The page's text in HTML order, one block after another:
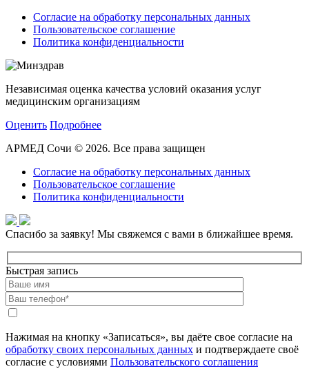
Согласие на обработку персональных данных
Пользовательское соглашение
Политика конфиденциальности
Независимая оценка качества условий оказания услуг
медицинским организациям
Оценить Подробнее
АРМЕД Сочи © 2026. Все права защищен
Согласие на обработку персональных данных
Пользовательское соглашение
Политика конфиденциальности
Спасибо за заявку! Мы свяжемся с вами в ближайшее время.
Быстрая запись
Нажимая на кнопку «Записаться», вы даёте свое согласие на
обработку своих персональных данных и подтверждаете своё
согласие с условиями Пользовательского соглашения